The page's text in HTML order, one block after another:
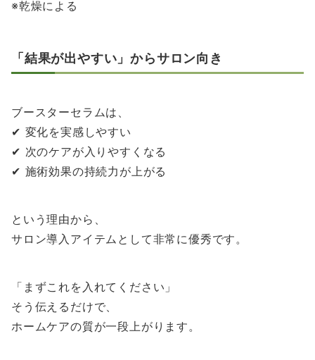
※乾燥による
「結果が出やすい」からサロン向き
ブースターセラムは、
✔ 変化を実感しやすい
✔ 次のケアが入りやすくなる
✔ 施術効果の持続力が上がる
という理由から、
サロン導入アイテムとして非常に優秀です。
「まずこれを入れてください」
そう伝えるだけで、
ホームケアの質が一段上がります。